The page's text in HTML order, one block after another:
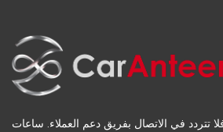
تتردد في الاتصال بفريق دعم العملاء. ساعات